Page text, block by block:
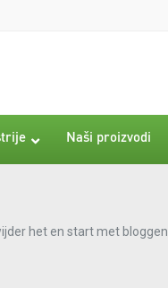
Naši proizvodi
het en start met bloggen.